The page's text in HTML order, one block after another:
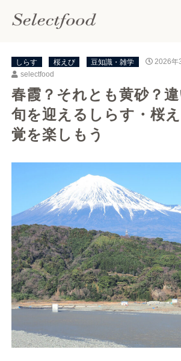
しらす 桜えび 豆知識・雑学
2026年
selectfood
春霞？それとも黄砂？違
旬を迎えるしらす・桜
覚を楽しもう